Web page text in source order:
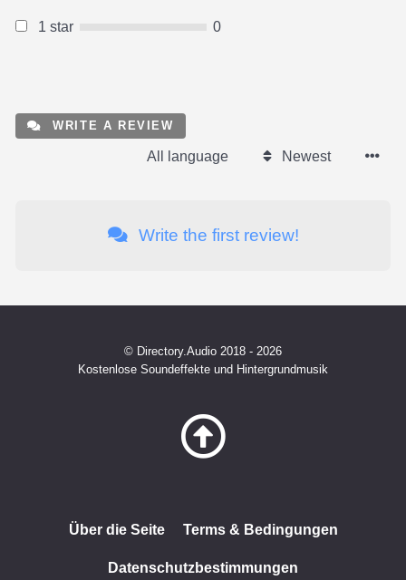
1 star 0
WRITE A REVIEW
All language Newest
Write the first review!
© Directory.Audio 2018 - 2026
Kostenlose Soundeffekte und Hintergrundmusik
Über die Seite Terms & Bedingungen
Datenschutzbestimmungen